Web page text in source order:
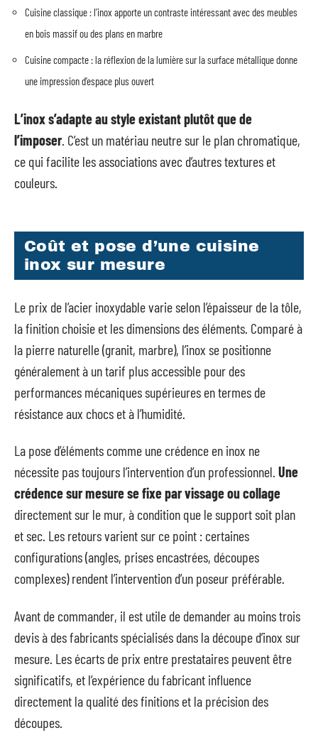
Cuisine classique : l’inox apporte un contraste intéressant avec des meubles
en bois massif ou des plans en marbre
Cuisine compacte : la réflexion de la lumière sur la surface métallique donne
une impression d’espace plus ouvert
L’inox s’adapte au style existant plutôt que de
l’imposer. C’est un matériau neutre sur le plan chromatique,
ce qui facilite les associations avec d’autres textures et
couleurs.
Coût et pose d’une cuisine
inox sur mesure
Le prix de l’acier inoxydable varie selon l’épaisseur de la tôle,
la finition choisie et les dimensions des éléments. Comparé à
la pierre naturelle (granit, marbre), l’inox se positionne
généralement à un tarif plus accessible pour des
performances mécaniques supérieures en termes de
résistance aux chocs et à l’humidité.
La pose d’éléments comme une crédence en inox ne
nécessite pas toujours l’intervention d’un professionnel. Une
crédence sur mesure se fixe par vissage ou collage
directement sur le mur, à condition que le support soit plan
et sec. Les retours varient sur ce point : certaines
configurations (angles, prises encastrées, découpes
complexes) rendent l’intervention d’un poseur préférable.
Avant de commander, il est utile de demander au moins trois
devis à des fabricants spécialisés dans la découpe d’inox sur
mesure. Les écarts de prix entre prestataires peuvent être
significatifs, et l’expérience du fabricant influence
directement la qualité des finitions et la précision des
découpes.